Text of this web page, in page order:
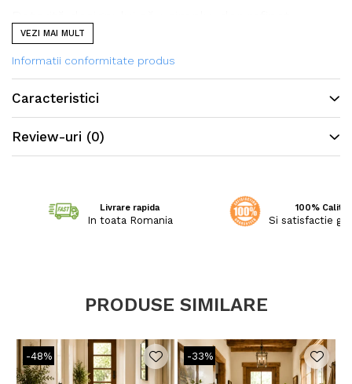
mocheta se integrează perfect în diverse spații,
de la dormitoare și livinguri, până la birouri sau
camere de oaspeți. De asemenea, este ușor de
întreținut, fiind rezistentă la uzură și la murdărie.
VEZI MAI MULT
Informatii conformitate produs
Caracteristici
Review-uri (0)
Livrare rapida
In toata Romania
100%
Si satisfactie
PRODUSE SIMILARE
-48% -33%